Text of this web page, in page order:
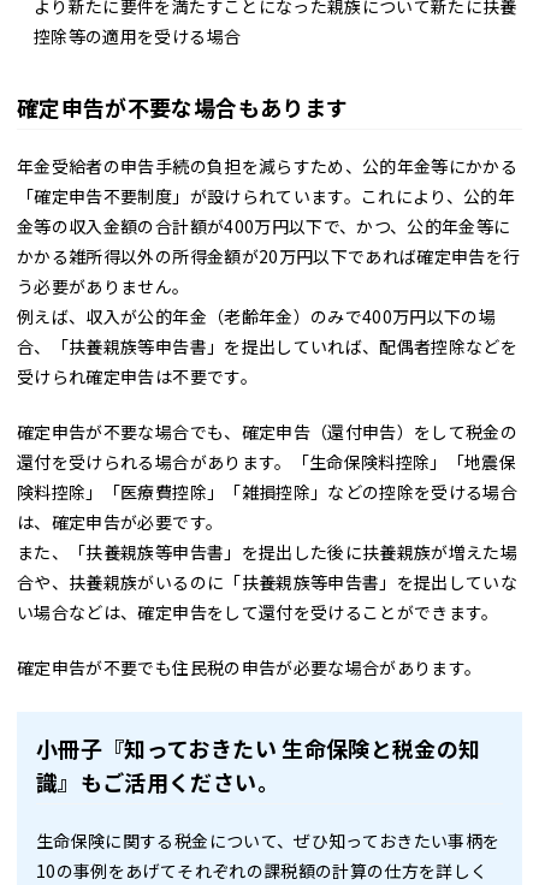
より新たに要件を満たすことになった親族について新たに扶養
控除等の適用を受ける場合
確定申告が不要な場合もあります
年金受給者の申告手続の負担を減らすため、公的年金等にかかる
「確定申告不要制度」が設けられています。これにより、公的年
金等の収入金額の合計額が400万円以下で、かつ、公的年金等に
かかる雑所得以外の所得金額が20万円以下であれば確定申告を行
う必要がありません。
例えば、収入が公的年金（老齢年金）のみで400万円以下の場
合、「扶養親族等申告書」を提出していれば、配偶者控除などを
受けられ確定申告は不要です。
確定申告が不要な場合でも、確定申告（還付申告）をして税金の
還付を受けられる場合があります。「生命保険料控除」「地震保
険料控除」「医療費控除」「雑損控除」などの控除を受ける場合
は、確定申告が必要です。
また、「扶養親族等申告書」を提出した後に扶養親族が増えた場
合や、扶養親族がいるのに「扶養親族等申告書」を提出していな
い場合などは、確定申告をして還付を受けることができます。
確定申告が不要でも住民税の申告が必要な場合があります。
小冊子『知っておきたい 生命保険と税金の知
識』もご活用ください。
生命保険に関する税金について、ぜひ知っておきたい事柄を
10の事例をあげてそれぞれの課税額の計算の仕方を詳しく